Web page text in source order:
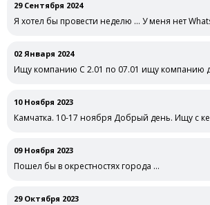
29 Сентября 2024
Я хотел бы провести неделю … У меня нет
02 Января 2024
Ищу компанию С 2.01 по 07.01 ищу компанию
10 Ноября 2023
Камчатка. 10-17 ноября Добрый день. Ищу с
09 Ноября 2023
Пошел бы в окрестностях города …
29 Октября 2023